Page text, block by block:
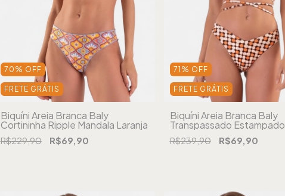
70 % OFF
FRETE GRÁTIS
Biquíni Areia Branca Baly
Cortininha Ripple Mandala Laranja
R$229,90 R$69,90
71 % OFF
FRETE GRÁTIS
Biquíni Areia Branca Baly
Transpassado Estampado
Laranja
R$239,90 R$69,90